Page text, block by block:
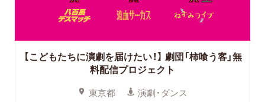
【こどもたちに演劇を届けたい！】 劇団「柿喰う客」無
料配信プロジェクト
東京都 演劇・ダンス